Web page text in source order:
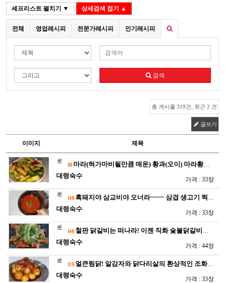
셰프리스트 펼치기 ▼ 상세검색 접기 ▲
전체 영업레시피 전문가레시피 인기레시피
검색
총 게시물 319건, 최근 2 건
글쓰기
이미지 제목
[8] 마라(혀가마비될만큼 매운) 황과(오이) 마라황과~~중국식 오이무…
대령숙수
가격 : 33장
[44] 흑돼지야 삼교비야 오너라~~~~ 삼겹 생고기 찍먹소스~~멜젓! …
대령숙수
가격 : 33장
[44] 철판 닭갈비는 떠나라! 이젠 직화 숯불닭갈비가 대세! 세월의 흐…
대령숙수
가격 : 44장
[13] 얼큰찜닭! 알감자와 닭다리살의 환상적인 조화~~간단한조리법으로 …
대령숙수
가격 : 33장